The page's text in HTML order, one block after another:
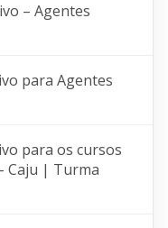
– Agentes
para Agentes
para os cursos
Caju | Turma